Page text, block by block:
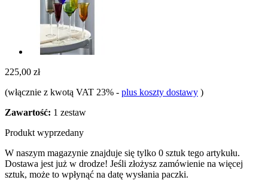
225,00 zł
(włącznie z kwotą VAT 23% - plus koszty dostawy )
Zawartość: 1 zestaw
Produkt wyprzedany
W naszym magazynie znajduje się tylko 0 sztuk tego artykułu.
Dostawa jest już w drodze! Jeśli złożysz zamówienie na więcej
sztuk, może to wpłynąć na datę wysłania paczki.